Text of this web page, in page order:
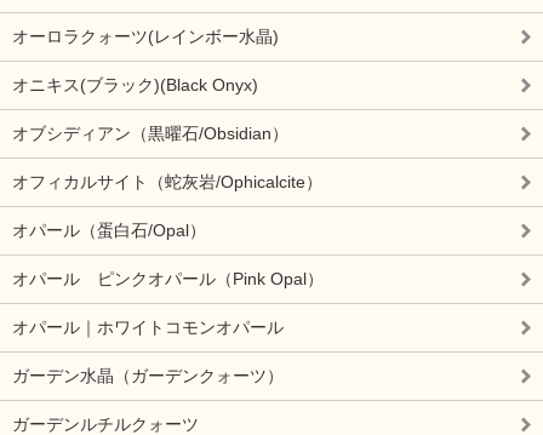
オーロラクォーツ(レインボー水晶)
オニキス(ブラック)(Black Onyx)
オブシディアン（黒曜石/Obsidian）
オフィカルサイト（蛇灰岩/Ophicalcite）
オパール（蛋白石/Opal）
オパール ピンクオパール（Pink Opal）
オパール｜ホワイトコモンオパール
ガーデン水晶（ガーデンクォーツ）
ガーデンルチルクォーツ